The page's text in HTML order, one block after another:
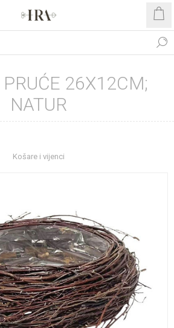
PRUĆE 26X12CM;
NATUR
Košare i vijenci